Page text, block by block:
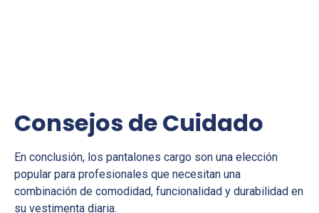
Consejos de Cuidado
En conclusión, los pantalones cargo son una elección
popular para profesionales que necesitan una
combinación de comodidad, funcionalidad y durabilidad en
su vestimenta diaria.